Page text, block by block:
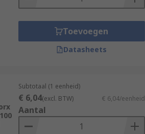
Toevoegen
Datasheets
Subtotaal (1 eenheid)
€ 6,04(excl. BTW) € 6,04/eenheid
Aantal